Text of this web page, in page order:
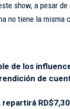
show, a pesar
no tiene la misma
de los
de
repartirá